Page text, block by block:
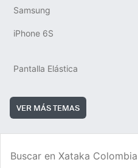
Samsung
iPhone 6S
Pantalla Elástica
VER MÁS TEMAS